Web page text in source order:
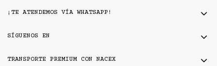
¡TE ATENDEMOS VÍA WHATSAPP!
SÍGUENOS EN
TRANSPORTE PREMIUM CON NACEX